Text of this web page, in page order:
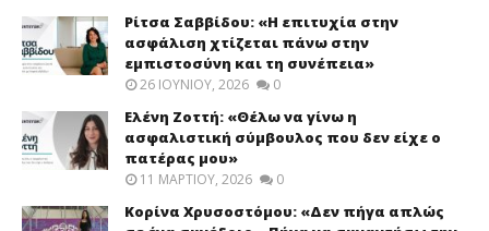
Ρίτσα Σαββίδου: «Η επιτυχία στην
ασφάλιση χτίζεται πάνω στην
εμπιστοσύνη και τη συνέπεια»
26 ΙΟΥΝΊΟΥ, 2026 0
Ελένη Ζοττή: «Θέλω να γίνω η
ασφαλιστική σύμβουλος που δεν είχε ο
πατέρας μου»
11 ΜΑΡΤΊΟΥ, 2026 0
Κορίνα Χρυσοστόμου: «Δεν πήγα απλώς